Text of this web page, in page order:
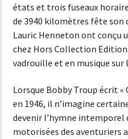
EMISSION EN COURS
INTERVIEW
11:00 12:00
NSD RADIO
états et trois fuseaux
de 3940 kilomètres fête
Lauric Henneton ont conçu
chez Hors Collection
vadrouille et en musique sur
Lorsque Bobby Troup écrit «
en 1946, il n’imagine
devenir l’hymne intemporel
motorisées des aventuriers